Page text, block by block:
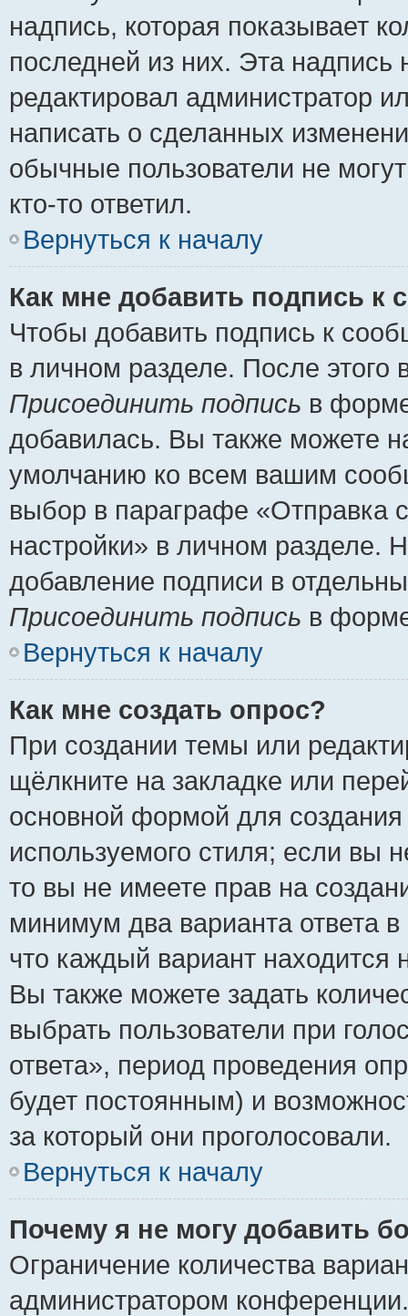
надпись, которая показывает
последней из них. Эта
редактировал администратор
написать о сделанных
обычные пользователи не
кто-то ответил.
Вернуться к началу
Как мне добавить подпись к
Чтобы добавить подпись к
в личном разделе. После
Присоединить подпись в
добавилась. Вы также можете
умолчанию ко всем вашим
выбор в параграфе «Отправка
настройки» в личном разделе.
добавление подписи в
Присоединить подпись в
Вернуться к началу
Как мне создать опрос?
При создании темы или
щёлкните на закладке или
основной формой для
используемого стиля; если вы
то вы не имеете прав на
минимум два варианта ответа
что каждый вариант находится
Вы также можете задать
выбрать пользователи при
ответа», период проведения
будет постоянным) и
за который они проголосовали.
Вернуться к началу
Почему я не могу добавить
Ограничение количества
администратором